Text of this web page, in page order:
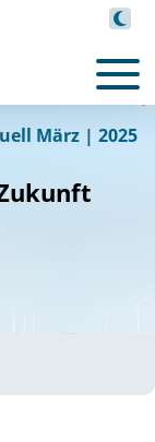
N
m
W
k
t
.adobe
.
co
März | 2025